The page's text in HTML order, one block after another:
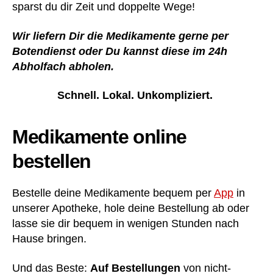
sparst du dir Zeit und doppelte Wege!
Wir liefern Dir die Medikamente gerne per
Botendienst oder Du kannst diese im 24h
Abholfach abholen.
Schnell. Lokal. Unkompliziert.
Medikamente online
bestellen
Bestelle deine Medikamente bequem per App in
unserer Apotheke, hole deine Bestellung ab oder
lasse sie dir bequem in wenigen Stunden nach
Hause bringen.
Und das Beste: Auf Bestellungen von nicht-